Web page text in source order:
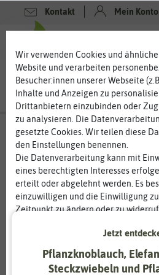
Kontakt Mein Konto
Wir verwenden Cookies und
Website und verarbeiten
Besucher:innen unserer Webseite
Inhalte und Anzeigen zu
Drittanbietern einzubinden oder
zu analysieren. Die
gesetzte Cookies. Wir teilen diese
den Einstellungen benennen.
Die Datenverarbeitung kann mit
eines berechtigten Interesses
erteilt oder abgelehnt werden. Es
einzuwilligen und die Einwilligung
Zeitpunkt zu ändern oder zu
Informationen zur Verwendung
den Diensten erklären wir in unserer
Essenziell
Jetzt
Pflanzknoblauch,
Steckzwiebeln und